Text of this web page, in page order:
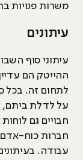
משרות פנויות
עיתונים
עיתוני סוף
ההייטק הם
לתחום זה. בכל
על לדלת ביתם,
חבויים גם
חברות כוח-
עבודה.